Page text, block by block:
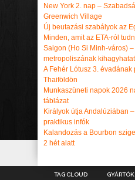
New York 2. nap –
Greenwich Village
Új beutazási szabályok az
Minden, amit az ETA-ról
Saigon (Ho Si Minh-város)
metropoliszának
A Fehér Lótusz 3. évadának
Thaiföldön
Munkaszüneti napok 2026
táblázat
Királyok útja Andalúziában
praktikus infók
Kalandozás a Bourbon
2 hét alatt
TAG CLOUD